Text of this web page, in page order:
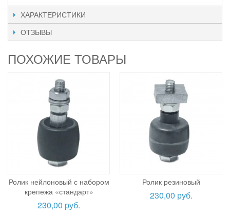
ХАРАКТЕРИСТИКИ
ОТЗЫВЫ
ПОХОЖИЕ ТОВАРЫ
Ролик нейлоновый с набором
крепежа «стандарт»
230,00 руб.
Ролик резиновый
230,00 руб.